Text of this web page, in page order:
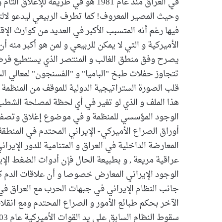
وحيث المصير المعروف! كما تطرف الربيعي ليدعو
فيها رغم أنه المتسبب الأكبر في العديد من كوارث
الأميركية و التي لا يمكن للربيعي و لمن هو أكبر
يصرح وفق منطق الغالب و المنتصر الذي يستطيع
تتجاوز حفلات طبخ "الباميا" و "الفسنجون" لمعالي
قلب الصورة الستراتيجية الدولية للموقف من
هذا الملف و الذي لو تغير في أي لحظة لمصلحة
الوجود المؤسسي للمنظمة و في موضوع إغلاق
أوراق الصراع الأميركي- الإيراني المحتدم في
المعارضة الداخلية في العراق و المتنامية للدور
عراقية مريعة , و بطبيعة الحال فإن أدوات الضغط
الوجود الإيراني المعارض خصوصا و أن علاقات
جانب النظام الإيراني في جبهات الحرب مع العراق
الآخر بحكم طبائع الأمور و الصراع المحتدم ومع